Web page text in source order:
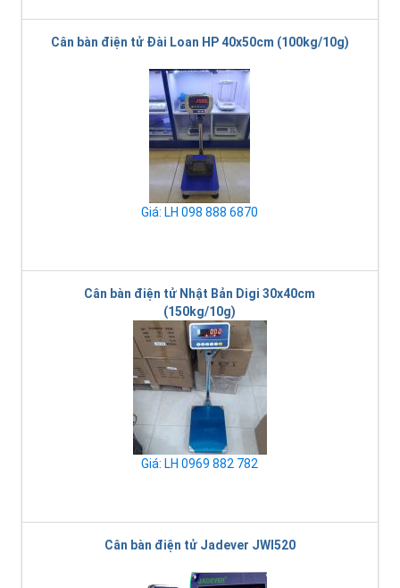
Cân bàn điện tử Đài Loan HP 40x50cm (100kg/10g)
Giá: LH 098 888 6870
Cân bàn điện tử Nhật Bản Digi 30x40cm
(150kg/10g)
Giá: LH 0969 882 782
Cân bàn điện tử Jadever JWI520